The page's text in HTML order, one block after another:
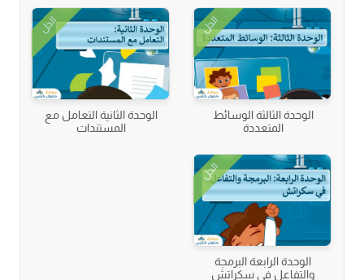
الحل
الوحدة الثالثة الوسائط
المتعددة
الحل
الوحدة الثانية التعامل مع
المستندات
الحل
الوحدة الرابعة البرمجة
والتفاعل في سكراتش